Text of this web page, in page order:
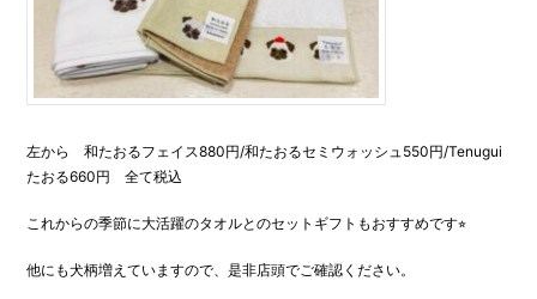
左から 和たおるフェイス880円/和たおるセミウォッシュ550円/Tenugui
たおる660円 全て税込
これからの季節に大活躍のタオルとのセットギフトもおすすめです⭐︎
他にも犬柄増えていますので、是非店頭でご確認ください。